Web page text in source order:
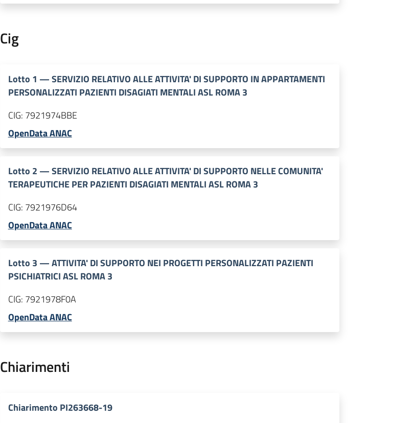
Cig
Lotto 1 —SERVIZIO RELATIVO ALLE ATTIVITA' DI SUPPORTO IN APPARTAMENTI
PERSONALIZZATI PAZIENTI DISAGIATI MENTALI ASL ROMA 3
CIG: 7921974BBE
OpenData ANAC
Lotto 2 —SERVIZIO RELATIVO ALLE ATTIVITA' DI SUPPORTO NELLE COMUNITA'
TERAPEUTICHE PER PAZIENTI DISAGIATI MENTALI ASL ROMA 3
CIG: 7921976D64
OpenData ANAC
Lotto 3 —ATTIVITA' DI SUPPORTO NEI PROGETTI PERSONALIZZATI PAZIENTI
PSICHIATRICI ASL ROMA 3
CIG: 7921978F0A
OpenData ANAC
Chiarimenti
Chiarimento PI263668-19